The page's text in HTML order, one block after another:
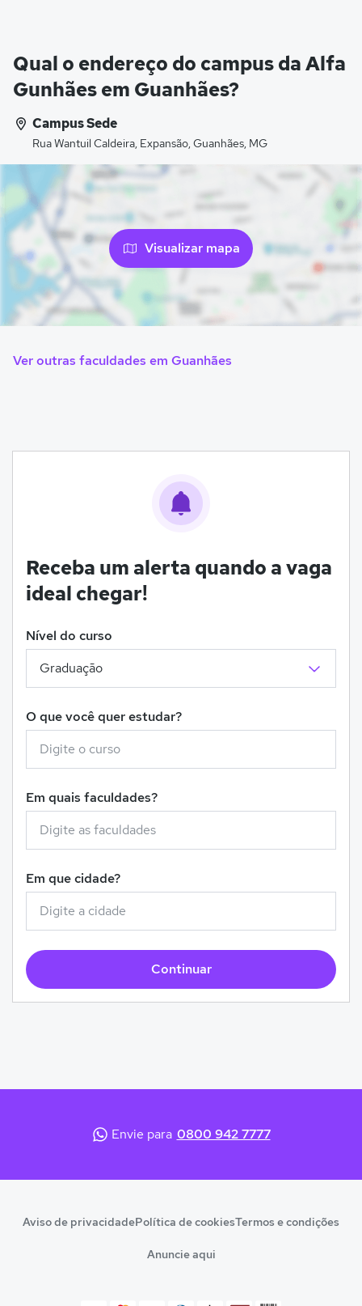
Qual o endereço do campus da Alfa
Gunhães em Guanhães?
Campus Sede
Rua Wantuil Caldeira, Expansão, Guanhães, MG
Visualizar mapa
Ver outras faculdades em Guanhães
Receba um alerta quando a vaga
ideal chegar!
Nível do curso
O que você quer estudar?
Em quais faculdades?
Em que cidade?
Continuar
Envie para 0800 942 7777
Aviso de privacidadePolítica de cookiesTermos e condições
Anuncie aqui